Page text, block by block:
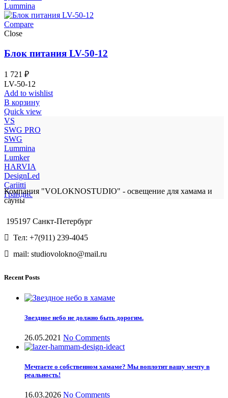
Lummina
Compare
Close
Блок питания LV-50-12
1 721 ₽
LV-50-12
Add to wishlist
В корзину
Quick view
VS
SWG PRO
SWG
Lummina
Lumker
HARVIA
DesignLed
Cariitti
Грандис
Компания "VOLOKNOSTUDIO" - освещение для хамама и
сауны
195197 Санкт-Петербург
Тел: +7(911) 239-4045
mail: studiovolokno@mail.ru
Recent Posts
Звездное небо не должно быть дорогим.
26.05.2021 No Comments
Мечтаете о собственном хамаме? Мы воплотит вашу мечту в
реальность!
16.03.2026 No Comments